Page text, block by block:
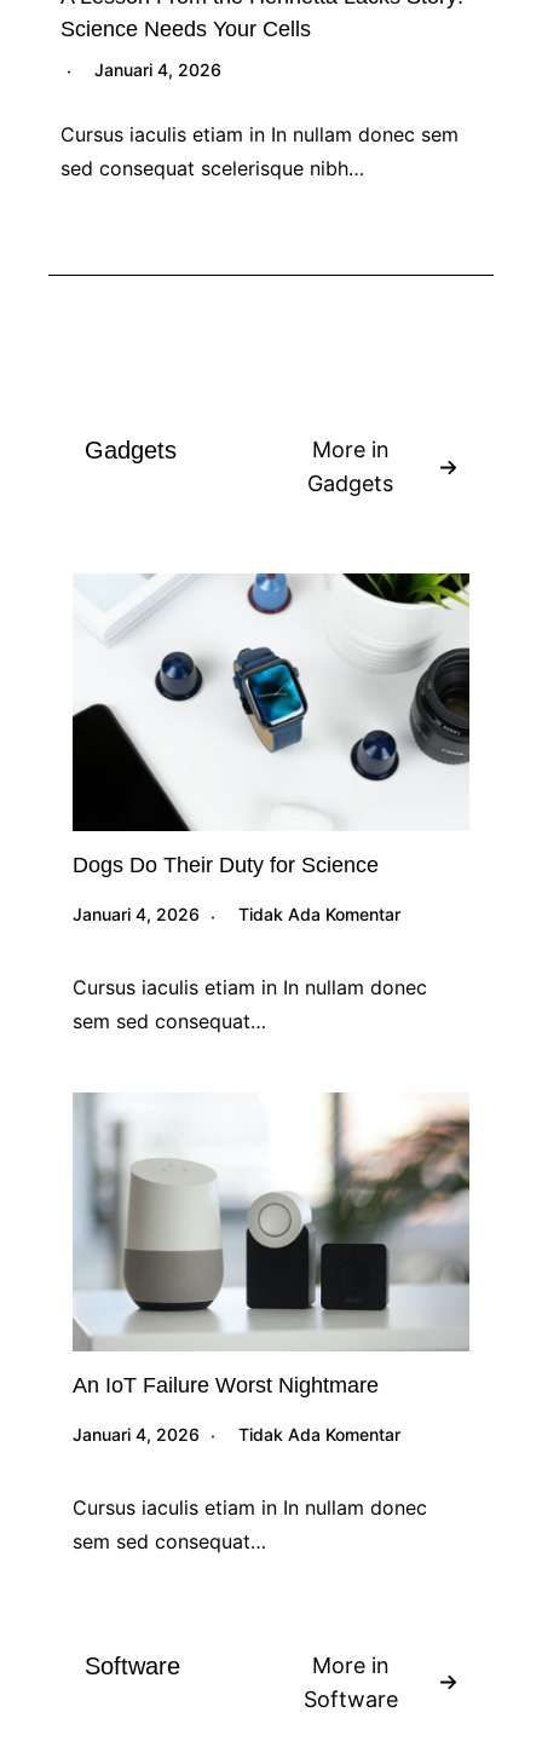
Science Needs Your Cells
Januari 4, 2026
Cursus iaculis etiam in In nullam donec sem
sed consequat scelerisque nibh…
Gadgets
More in
Gadgets
Dogs Do Their Duty for Science
Januari 4, 2026 Tidak Ada Komentar
Cursus iaculis etiam in In nullam donec
sem sed consequat…
An IoT Failure Worst Nightmare
Januari 4, 2026 Tidak Ada Komentar
Cursus iaculis etiam in In nullam donec
sem sed consequat…
Software
More in
Software